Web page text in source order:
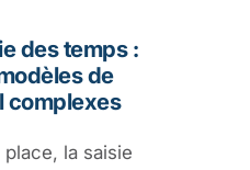
des temps :
de
complexes
la saisie